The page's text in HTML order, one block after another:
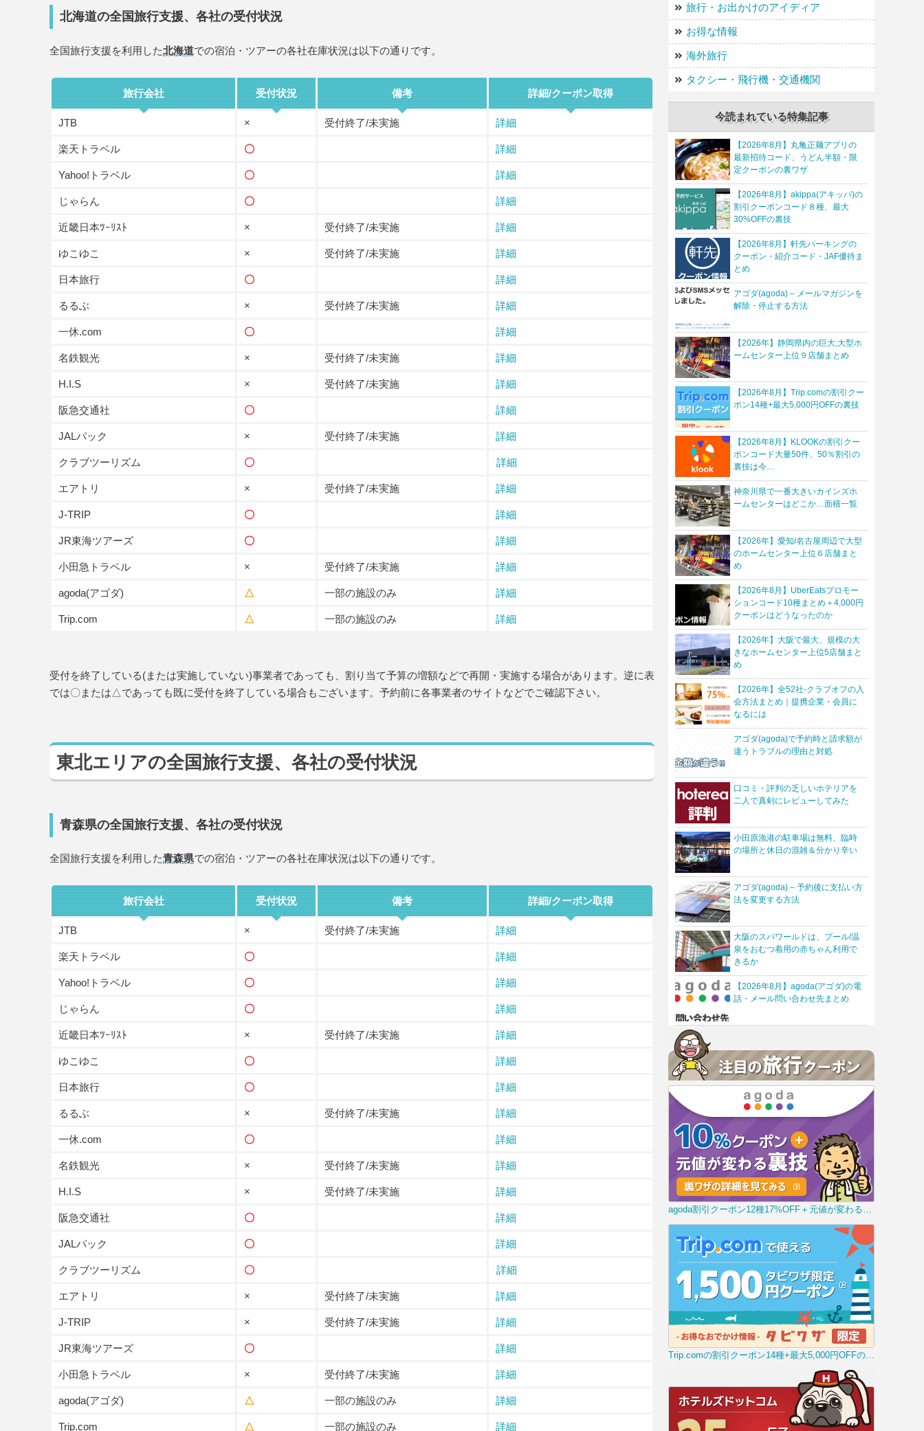
北海道の全国旅行支援、各社の受付状況
全国旅行支援を利用した北海道での宿泊・ツアーの各社在庫状況は以下の通りです。
旅行会社 受付状況 備考 詳細/クーポン取得
JTB × 受付終了/未実施 詳細
楽天トラベル 〇 詳細
Yahoo!トラベル 〇 詳細
じゃらん 〇 詳細
近畿日本ﾂｰﾘｽﾄ × 受付終了/未実施 詳細
ゆこゆこ × 受付終了/未実施 詳細
日本旅行 〇 詳細
るるぶ × 受付終了/未実施 詳細
一休.com 〇 詳細
名鉄観光 × 受付終了/未実施 詳細
H.I.S × 受付終了/未実施 詳細
阪急交通社 〇 詳細
JALパック × 受付終了/未実施 詳細
クラブツーリズム 〇 詳細
エアトリ × 受付終了/未実施 詳細
J-TRIP 〇 詳細
JR東海ツアーズ 〇 詳細
小田急トラベル × 受付終了/未実施 詳細
agoda(アゴダ) △ 一部の施設のみ 詳細
Trip.com △ 一部の施設のみ 詳細
受付を終了している(または実施していない)事業者であっても、割り当て予算の増額などで再開・実施する場合があります。逆に表
では〇または△であっても既に受付を終了している場合もございます。予約前に各事業者のサイトなどでご確認下さい。
東北エリアの全国旅行支援、各社の受付状況
青森県の全国旅行支援、各社の受付状況
全国旅行支援を利用した青森県での宿泊・ツアーの各社在庫状況は以下の通りです。
旅行会社 受付状況 備考 詳細/クーポン取得
JTB × 受付終了/未実施 詳細
楽天トラベル 〇 詳細
Yahoo!トラベル 〇 詳細
じゃらん 〇 詳細
近畿日本ﾂｰﾘｽﾄ × 受付終了/未実施 詳細
ゆこゆこ 〇 詳細
日本旅行 〇 詳細
るるぶ × 受付終了/未実施 詳細
一休.com 〇 詳細
名鉄観光 × 受付終了/未実施 詳細
H.I.S × 受付終了/未実施 詳細
阪急交通社 〇 詳細
JALパック 〇 詳細
クラブツーリズム 〇 詳細
エアトリ × 受付終了/未実施 詳細
J-TRIP × 受付終了/未実施 詳細
JR東海ツアーズ 〇 詳細
小田急トラベル × 受付終了/未実施 詳細
agoda(アゴダ) △ 一部の施設のみ 詳細
Trip.com △ 一部の施設のみ 詳細
旅行・お出かけのアイディア
お得な情報
海外旅行
タクシー・飛行機・交通機関
今読まれている特集記事
【2026年8月】丸亀正麺アプリの
最新招待コード、うどん半額・限
定クーポンの裏ワザ
【2026年8月】akippa(アキッパ)の
割引クーポンコード８種、最大
30%OFFの裏技
【2026年8月】軒先パーキングの
クーポン・紹介コード・JAF優待ま
とめ
アゴダ(agoda) – メールマガジンを
解除・停止する方法
【2026年】静岡県内の巨大,大型ホ
ームセンター上位９店舗まとめ
【2026年8月】Trip.comの割引クー
ポン14種+最大5,000円OFFの裏技
【2026年8月】KLOOKの割引クー
ポンコード大量50件、50％割引の
裏技は今…
神奈川県で一番大きいカインズホ
ームセンターはどこか…面積一覧
【2026年】愛知/名古屋周辺で大型
のホームセンター上位６店舗まと
め
【2026年8月】UberEatsプロモー
ションコード10種まとめ＋4,000円
クーポンはどうなったのか
【2026年】大阪で最大、規模の大
きなホームセンター上位5店舗まと
め
【2026年】全52社-クラブオフの入
会方法まとめ｜提携企業・会員に
なるには
アゴダ(agoda)で予約時と請求額が
違うトラブルの理由と対処
口コミ・評判の乏しいホテリアを
二人で真剣にレビューしてみた
小田原漁港の駐車場は無料、臨時
の場所と休日の混雑＆分かり辛い
アゴダ(agoda) – 予約後に支払い方
法を変更する方法
大阪のスパワールドは、プール/温
泉をおむつ着用の赤ちゃん利用で
きるか
【2026年8月】agoda(アゴダ)の電
話・メール問い合わせ先まとめ